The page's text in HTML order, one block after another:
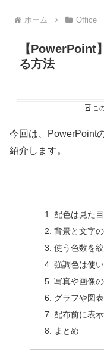
ホーム Office
【PowerPoint
る方法
こ
今回は、PowerPoint
紹介します。
配色は見た
背景と文字
使う色数を
強調色は使
写真や画像
グラフや図
配布前に表
まとめ